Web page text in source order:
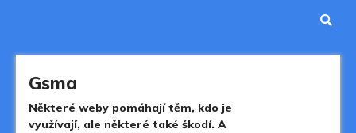
Gsma
Některé weby pomáhají těm, kdo je
využívají, ale některé také škodí. A